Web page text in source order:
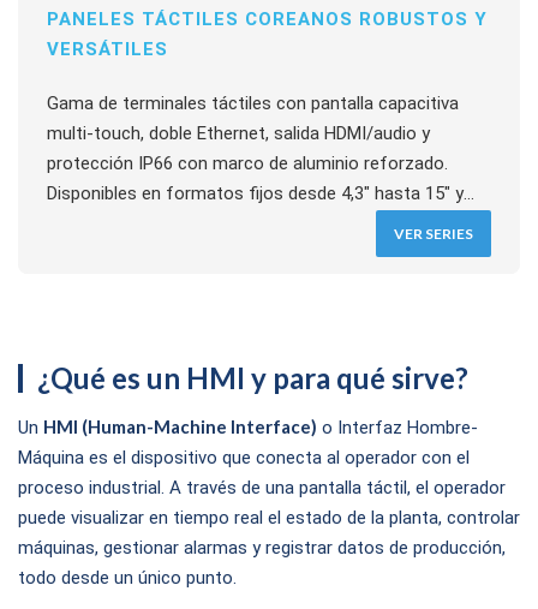
PANELES TÁCTILES COREANOS ROBUSTOS Y
VERSÁTILES
Gama de terminales táctiles con pantalla capacitiva
multi-touch, doble Ethernet, salida HDMI/audio y
protección IP66 con marco de aluminio reforzado.
Disponibles en formatos fijos desde 4,3" hasta 15" y
emergencia integrado. Compatible con PLCs y
VER SERIES
¿Qué es un HMI y para qué sirve?
Un HMI (Human-Machine Interface) o Interfaz Hombre-
Máquina es el dispositivo que conecta al operador con el
proceso industrial. A través de una pantalla táctil, el operador
puede visualizar en tiempo real el estado de la planta, controlar
máquinas, gestionar alarmas y registrar datos de producción,
todo desde un único punto.